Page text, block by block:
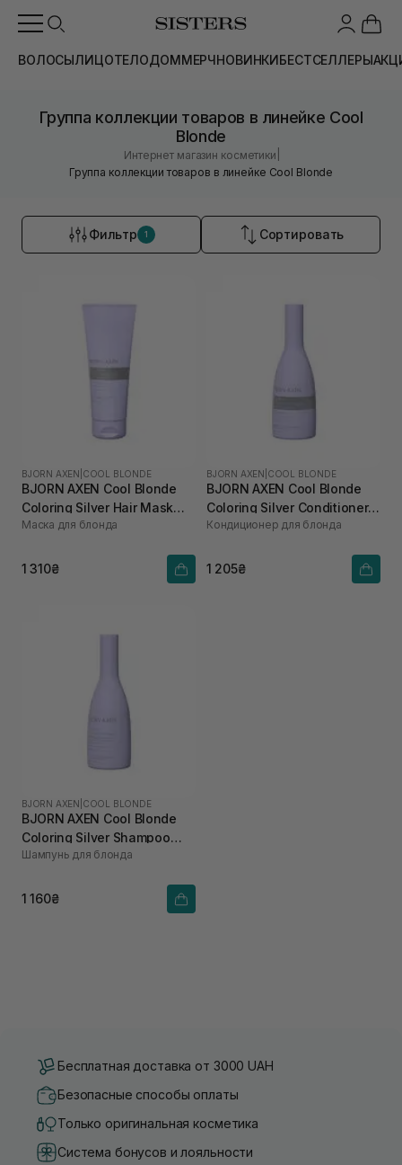
ВОЛОСЫЛИЦОТЕЛОДОММЕРЧНОВИНКИБЕСТСЕЛЛЕРЫ
Группа коллекции товаров в линейке Cool
Blonde
Интернет магазин косметики
Группа коллекции товаров в линейке Cool Blonde
Фильтр 1 Сортировать
BJORN AXEN COOL BLONDE
BJORN AXEN Cool Blonde
Coloring Silver Hair Mask
200 мл
Маска для блонда
1 310₴
BJORN AXEN COOL BLONDE
BJORN AXEN Cool Blonde
Coloring Silver Conditioner
250 мл
Кондиционер для блонда
1 205₴
BJORN AXEN COOL BLONDE
BJORN AXEN Cool Blonde
Coloring Silver Shampoo
250 мл
Шампунь для блонда
1 160₴
Бесплатная доставка от 3000 UAH
Безопасные способы оплаты
Только оригинальная косметика
Система бонусов и лояльности